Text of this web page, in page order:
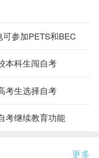
参加PETS和BEC
本科生闯自考
考生选择自考
考继续教育功能
更多